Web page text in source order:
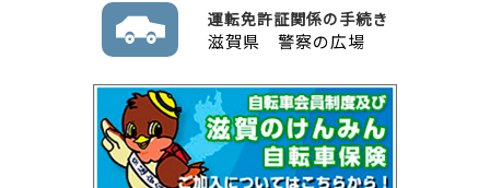
運転免許証関係の手続き
滋賀県 警察の広場